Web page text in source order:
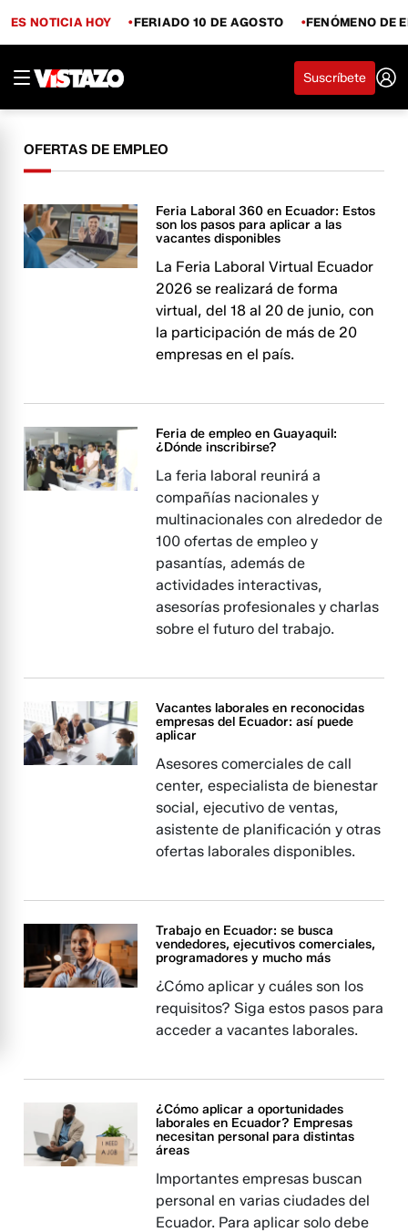
ES NOTICIA HOY FERIADO 10 DE AGOSTO FENÓMENO DE
Suscríbete
OFERTAS DE EMPLEO
Feria Laboral 360 en Ecuador: Estos
son los pasos para aplicar a las
vacantes disponibles
La Feria Laboral Virtual Ecuador
2026 se realizará de forma
virtual, del 18 al 20 de junio, con
la participación de más de 20
empresas en el país.
Feria de empleo en Guayaquil:
¿Dónde inscribirse?
La feria laboral reunirá a
compañías nacionales y
multinacionales con alrededor de
100 ofertas de empleo y
pasantías, además de
actividades interactivas,
asesorías profesionales y charlas
sobre el futuro del trabajo.
Vacantes laborales en reconocidas
empresas del Ecuador: así puede
aplicar
Asesores comerciales de call
center, especialista de bienestar
social, ejecutivo de ventas,
asistente de planificación y otras
ofertas laborales disponibles.
Trabajo en Ecuador: se busca
vendedores, ejecutivos comerciales,
programadores y mucho más
¿Cómo aplicar y cuáles son los
requisitos? Siga estos pasos para
acceder a vacantes laborales.
¿Cómo aplicar a oportunidades
laborales en Ecuador? Empresas
necesitan personal para distintas
áreas
Importantes empresas buscan
personal en varias ciudades del
Ecuador. Para aplicar solo debe